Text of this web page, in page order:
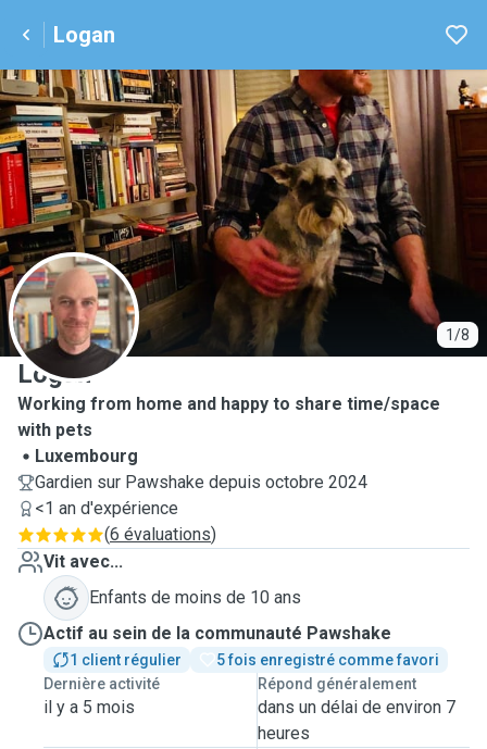
Logan
1/8
L
Logan
Working from home and happy to share time/space
with pets
Luxembourg
Gardien sur Pawshake depuis octobre 2024
<1 an d'expérience
(6 évaluations)
Vit avec...
Enfants de moins de 10 ans
Actif au sein de la communauté Pawshake
1 client régulier
5 fois enregistré comme favori
Dernière activité
il y a 5 mois
Répond généralement
dans un délai de environ 7
heures